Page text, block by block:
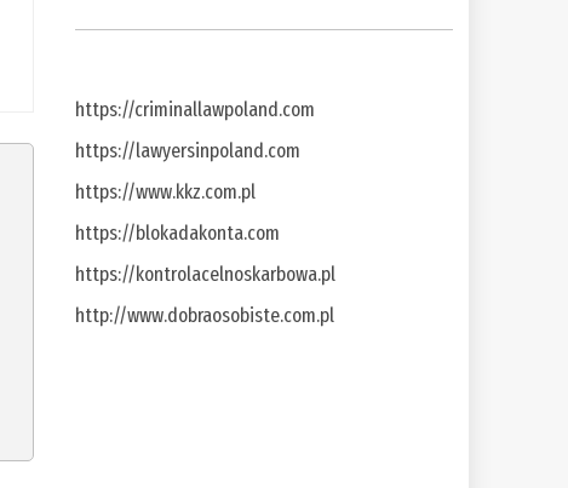
https://criminallawpoland.com
https://lawyersinpoland.com
https://www.kkz.com.pl
https://blokadakonta.com
https://kontrolacelnoskarbowa.pl
http://www.dobraosobiste.com.pl